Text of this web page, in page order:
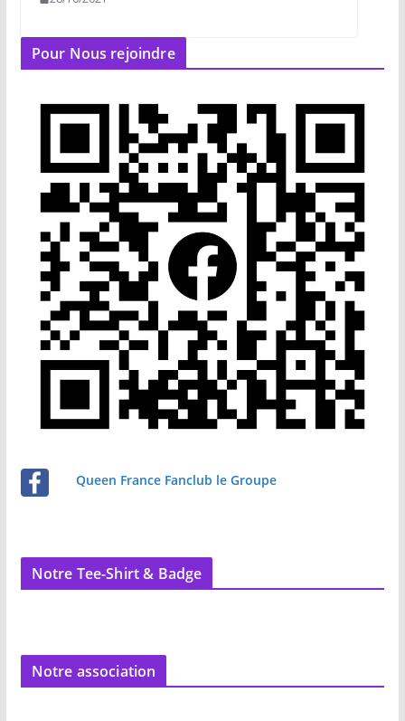
Pour Nous rejoindre
Queen France Fanclub le Groupe
Notre Tee-Shirt & Badge
Notre association